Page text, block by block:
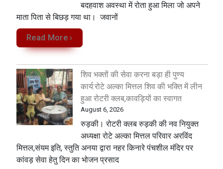
बदहवाश अवस्था में रोता हुआ मिला जो अपने
माता पिता से बिछड़ गया था। जवानों
Read More ›
शिव भक्तों की सेवा करना बड़ा ही पुण्य
कार्य:रोटे अल्का मित्तल शिव की भक्ति में लीन
हुआ रोटरी क्लब,कावड़ियों का स्वागत
August 6, 2026
रुड़की। रोटरी क्लब रुड़की की नव नियुक्त
अध्यक्षा रोटे अल्का मित्तल परिवार अरविंद
मित्तल,संयम इति, स्तुति अनया द्वारा नहर किनारे पंचशील मंदिर पर
कांवड़ सेवा‌ हेतु दिन का भोजन प्रसाद